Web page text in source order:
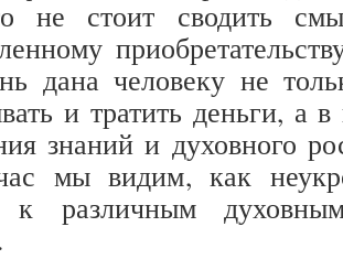
не стоит сводить
дана человеку не
и тратить деньги, а
знаний и духовного
мы видим, как
к различным